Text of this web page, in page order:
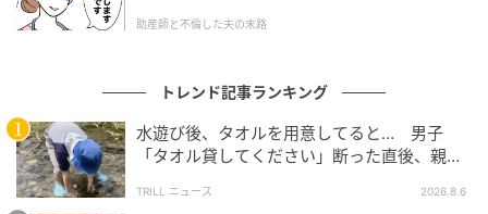
水筒にも… 助産師と不倫した夫の末路
トレンド記事ランキング
水遊び後、タオルを用意してると… 男子
「タオル貸してください」断った直後、親が
TRILL ニュース 2026.8.6